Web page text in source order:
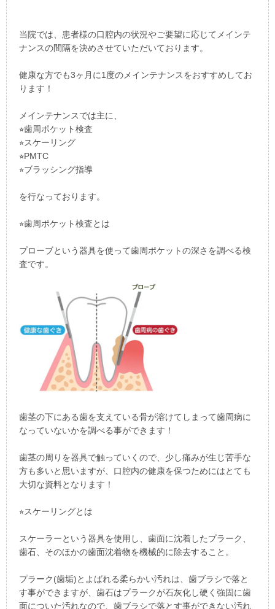
当院では、患者様の口腔内の状況やご要望に応じてメインテ
ナンスの間隔を決めさせていただいております。
健康な方でも3ヶ月に1度のメインテナンスをおすすめしてお
ります！
メインテナンスでは主に、
⭐︎歯周ポケット検査
⭐︎スケーリング
⭐︎PMTC
⭐︎ブラッシング指導
を行なっております。
⭐︎歯周ポケット検査とは
プローブという器具を使って歯周ポケットの深さを調べる検
査です。
歯茎の下にある歯を支えている骨が溶けてしまって歯周病に
なっていないかを調べる事ができます！
歯茎の周りを器具で触っていくので、少し痛みが生じ苦手な
方も多いと思いますが、口腔内の健康を保つためにはとても
大切な資料となります！
⭐︎スケーリングとは
スケーラーという器具を使用し、歯面に沈着したプラーク、
歯石、そのほかの歯面沈着物を機械的に除去すること。
プラーク(歯垢)とよばれる柔らかい汚れは、歯ブラシで落と
す事ができますが、歯石はプラークが石灰化し硬く強固に歯
面についた汚れなので、歯ブラシで落とす事ができない汚れ